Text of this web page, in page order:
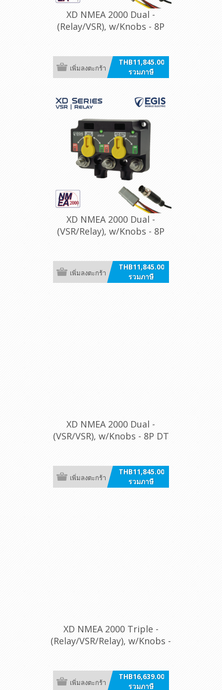
XD NMEA 2000 Dual -
(Relay/VSR), w/Knobs - 8P
THB11,845.00
รวมภาษี
เพิ่มลงตะกร้า
XD NMEA 2000 Dual -
(VSR/Relay), w/Knobs - 8P
THB11,845.00
รวมภาษี
เพิ่มลงตะกร้า
XD NMEA 2000 Dual -
(VSR/VSR), w/Knobs - 8P DT
THB11,845.00
รวมภาษี
เพิ่มลงตะกร้า
XD NMEA 2000 Triple -
(Relay/VSR/Relay), w/Knobs -
THB16,639.00
รวมภาษี
เพิ่มลงตะกร้า